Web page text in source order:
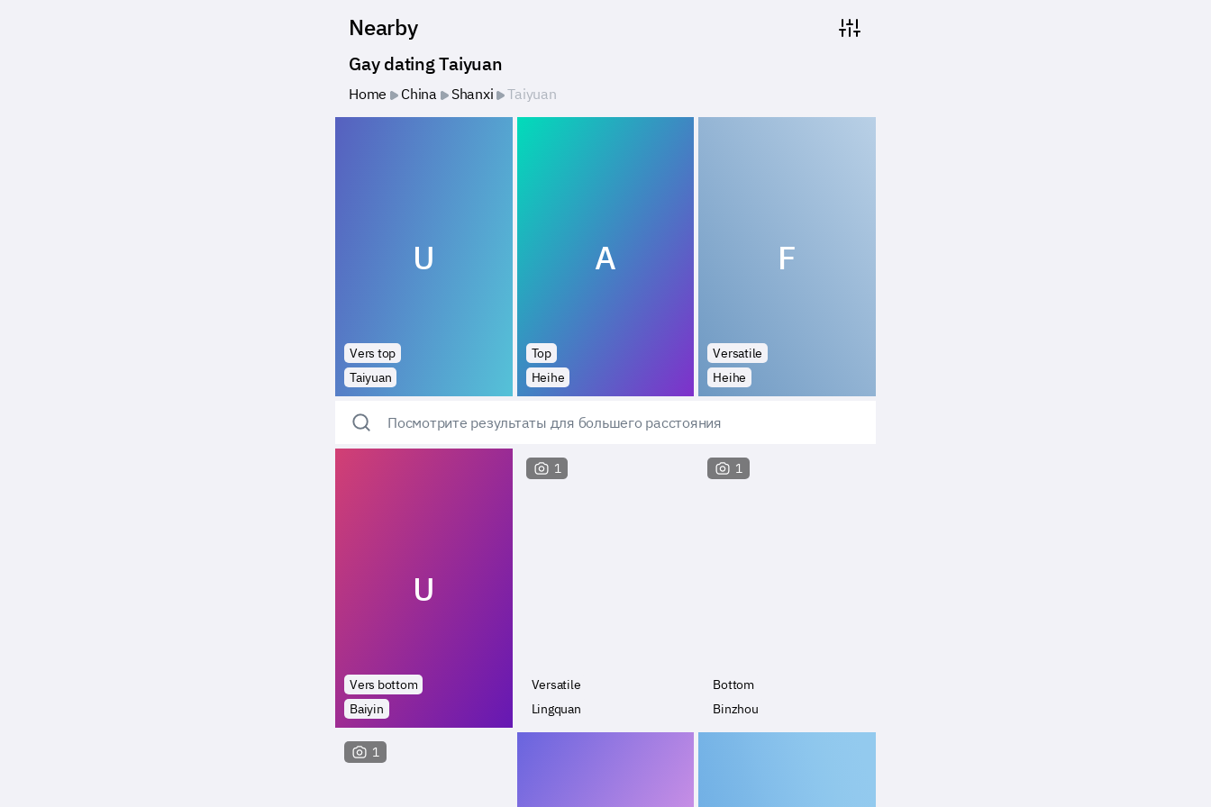
Nearby
Gay dating Taiyuan
Home China Shanxi Taiyuan
U
Vers top
Taiyuan
A
Top
Heihe
F
Versatile
Heihe
Посмотрите результаты для большего расстояния
U
Vers bottom
Baiyin
1
Versatile
Lingquan
1
Bottom
Binzhou
1